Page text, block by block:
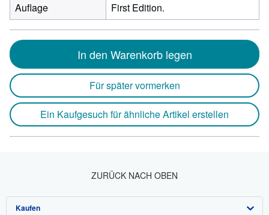
Auflage
First Edition.
In den Warenkorb legen
Für später vormerken
Ein Kaufgesuch für ähnliche Artikel erstellen
ZURÜCK NACH OBEN
Kaufen